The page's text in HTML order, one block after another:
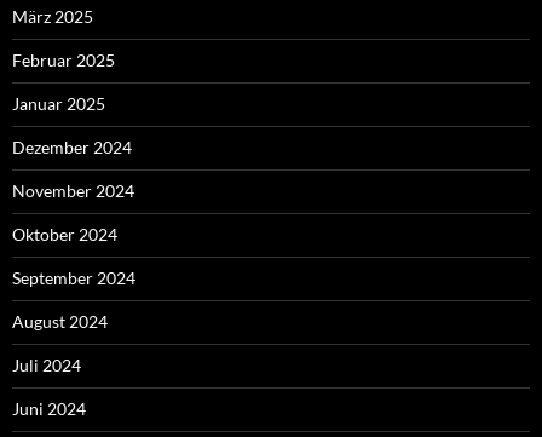
März 2025
Februar 2025
Januar 2025
Dezember 2024
November 2024
Oktober 2024
September 2024
August 2024
Juli 2024
Juni 2024